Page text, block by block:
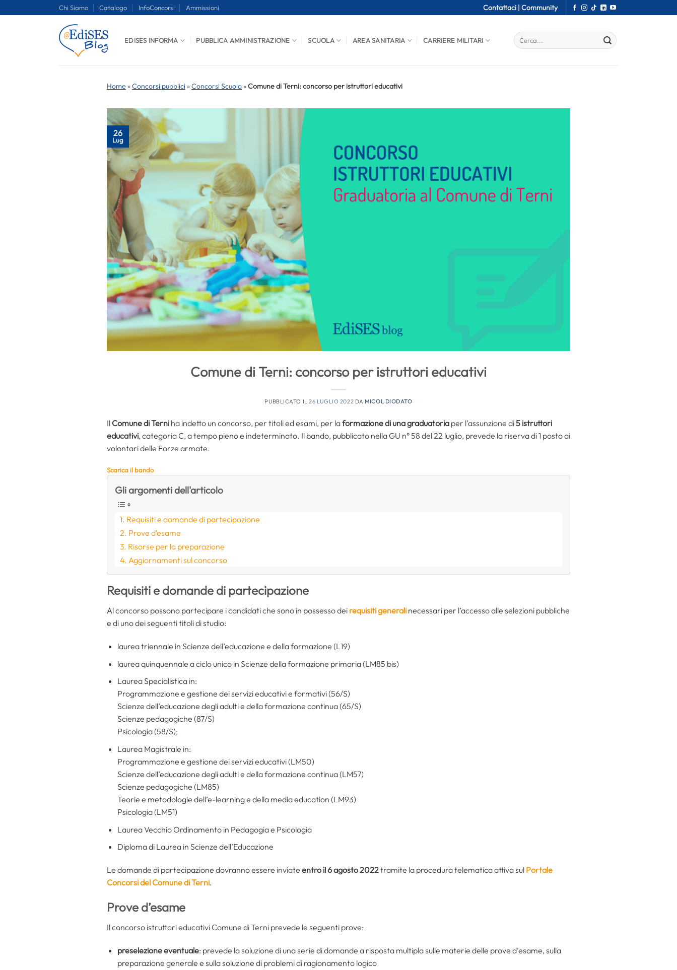
Chi Siamo Catalogo InfoConcorsi Ammissioni Contattaci | Community
EDISES INFORMA PUBBLICA AMMINISTRAZIONE SCUOLA AREA SANITARIA CARRIERE MILITARI
Home »Concorsi pubblici »Concorsi Scuola »Comune di Terni: concorso per istruttori educativi
26
Lug
Comune di Terni: concorso per istruttori educativi
PUBBLICATO IL26 LUGLIO 2022 DA MICOL DIODATO
Il Comune di Terni ha indetto un concorso, per titoli ed esami, per laformazione di una graduatoria per l’assunzione di5 istruttori
educativi, categoria C, a tempo pieno e indeterminato. Il bando, pubblicato nella GU n° 58 del 22 luglio, prevede la riserva di 1 posto ai
volontari delle Forze armate.
Scarica il bando
Gli argomenti dell'articolo
Requisiti e domande di partecipazione
Prove d’esame
Risorse per la preparazione
Aggiornamenti sul concorso
Requisiti e domande di partecipazione
Al concorso possono partecipare i candidati che sono in possesso dei requisiti generali necessari per l’accesso alle selezioni pubbliche
e di uno dei seguenti titoli di studio:
laurea triennale in Scienze dell’educazione e della formazione (L19)
laurea quinquennale a ciclo unico in Scienze della formazione primaria (LM85 bis)
Laurea Specialistica in:
Programmazione e gestione dei servizi educativi e formativi (56/S)
Scienze dell’educazione degli adulti e della formazione continua (65/S)
Scienze pedagogiche (87/S)
Psicologia (58/S);
Laurea Magistrale in:
Programmazione e gestione dei servizi educativi (LM50)
Scienze dell’educazione degli adulti e della formazione continua (LM57)
Scienze pedagogiche (LM85)
Teorie e metodologie dell’e-learning e della media education (LM93)
Psicologia (LM51)
Laurea Vecchio Ordinamento in Pedagogia e Psicologia
Diploma di Laurea in Scienze dell’Educazione
Le domande di partecipazione dovranno essere inviate entro il 6 agosto 2022tramite la procedura telematica attiva sul Portale
Concorsi del Comune di Terni.
Prove d’esame
Il concorso istruttori educativi Comune di Terni prevede le seguenti prove:
preselezione eventuale: prevede la soluzione di una serie di domande a risposta multipla sulle materie delle prove d’esame, sulla
preparazione generale e sulla soluzione di problemi di ragionamento logico